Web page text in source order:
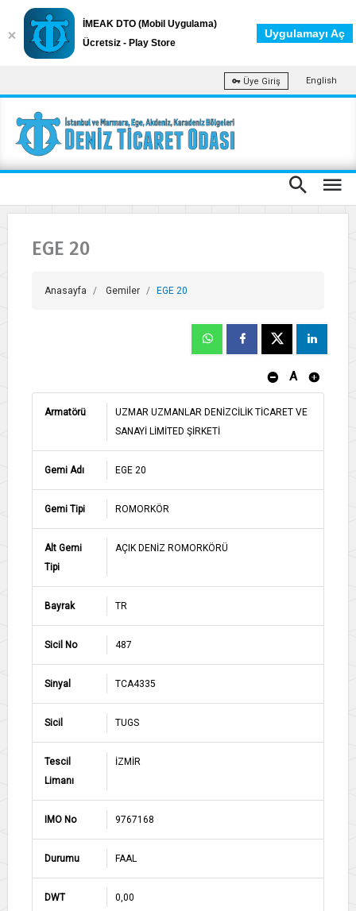
Üye Giriş English
EGE 20
Anasayfa Gemiler EGE 20
A
Armatörü
UZMAR UZMANLAR DENİZCİLİK TİCARET VE
SANAYİ LİMİTED ŞİRKETİ
Gemi Adı EGE 20
Gemi Tipi ROMORKÖR
Alt Gemi
Tipi
AÇIK DENİZ ROMORKÖRÜ
Bayrak TR
Sicil No 487
Sinyal TCA4335
Sicil TUGS
Tescil
Limanı
İZMİR
IMO No 9767168
Durumu FAAL
DWT 0,00
İMEAK DTO (Mobil Uygulama)
Ücretsiz - Play Store
Uygulamayı Aç